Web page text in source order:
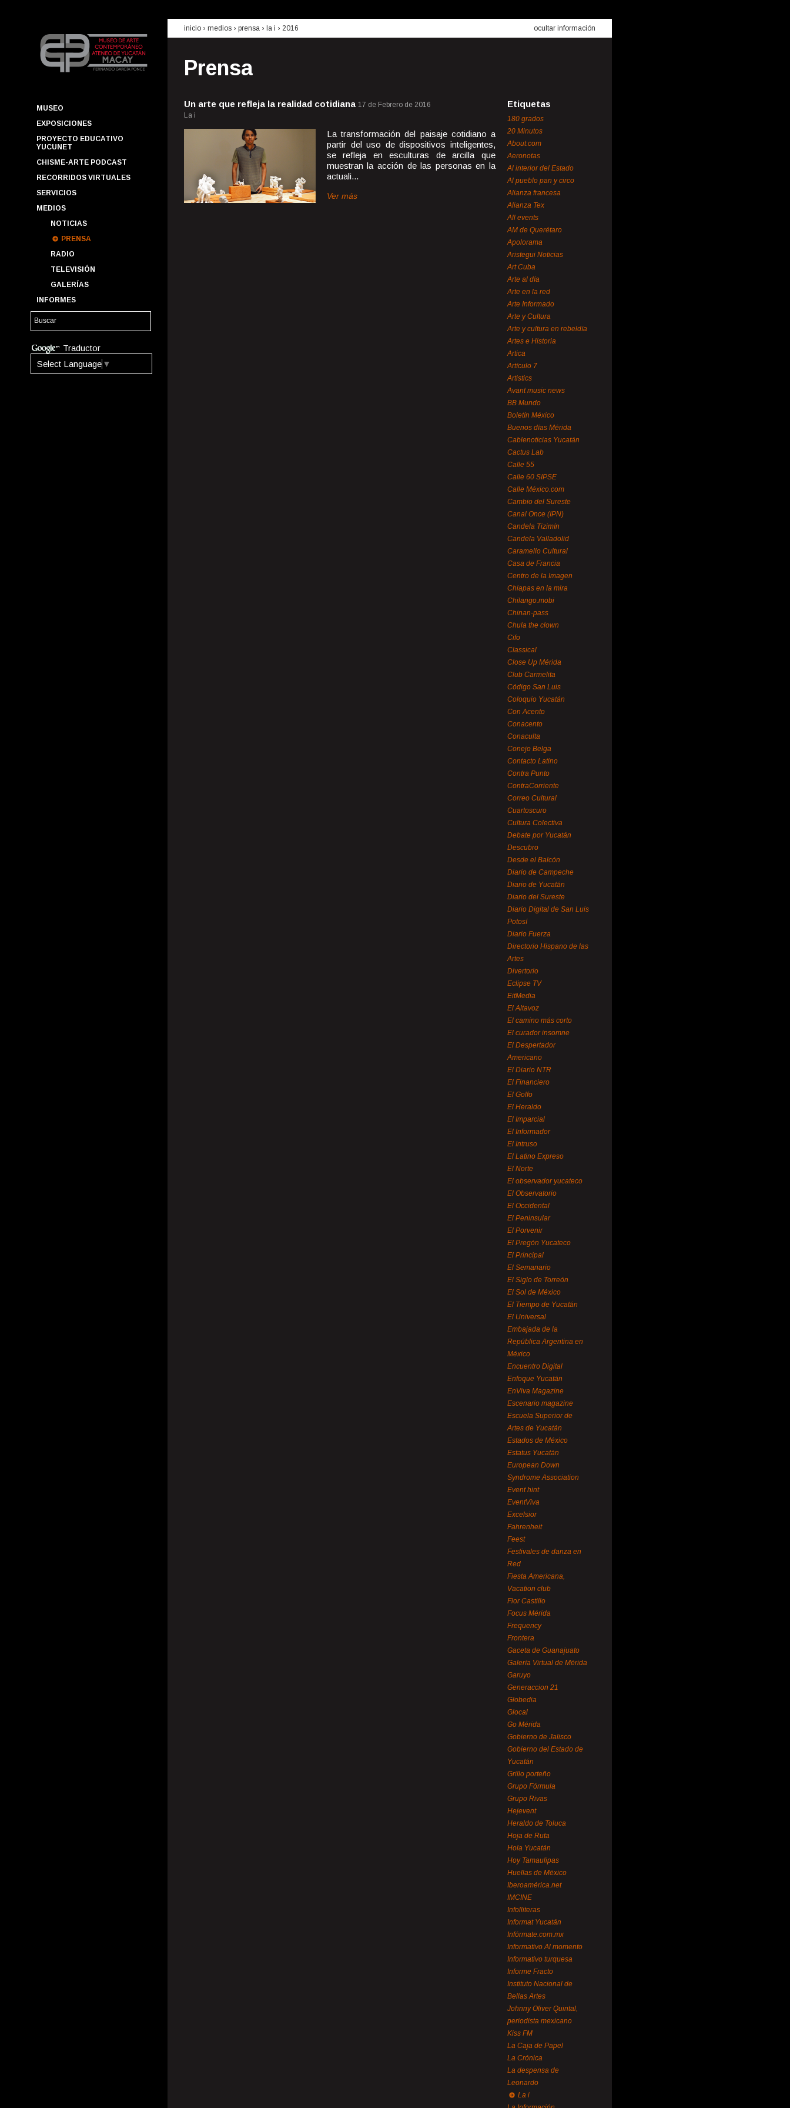
MUSEO
EXPOSICIONES
PROYECTO EDUCATIVO
YUCUNET
CHISME-ARTE PODCAST
RECORRIDOS VIRTUALES
SERVICIOS
MEDIOS
NOTICIAS
PRENSA
RADIO
TELEVISIÓN
GALERÍAS
INFORMES
Traductor
Select Language ▼
inicio › medios › prensa › la i › 2016 ocultar información
Prensa
Un arte que refleja la realidad cotidiana 17 de Febrero de 2016
La i
La transformación del paisaje cotidiano a
partir del uso de dispositivos inteligentes,
se refleja en esculturas de arcilla que
muestran la acción de las personas en la
actuali...
Ver más
Etiquetas
180 grados
20 Minutos
About.com
Aeronotas
Al interior del Estado
Al pueblo pan y circo
Alianza francesa
Alianza Tex
All events
AM de Querétaro
Apolorama
Aristegui Noticias
Art Cuba
Arte al día
Arte en la red
Arte Informado
Arte y Cultura
Arte y cultura en rebeldía
Artes e Historia
Artica
Artículo 7
Artistics
Avant music news
BB Mundo
Boletín México
Buenos días Mérida
Cablenoticias Yucatán
Cactus Lab
Calle 55
Calle 60 SIPSE
Calle México.com
Cambio del Sureste
Canal Once (IPN)
Candela Tizimín
Candela Valladolid
Caramello Cultural
Casa de Francia
Centro de la Imagen
Chiapas en la mira
Chilango.mobi
Chinan-pass
Chula the clown
Cifo
Classical
Close Up Mérida
Club Carmelita
Código San Luis
Coloquio Yucatán
Con Acento
Conacento
Conaculta
Conejo Belga
Contacto Latino
Contra Punto
ContraCorriente
Correo Cultural
Cuartoscuro
Cultura Colectiva
Debate por Yucatán
Descubro
Desde el Balcón
Diario de Campeche
Diario de Yucatán
Diario del Sureste
Diario Digital de San Luis
Potosí
Diario Fuerza
Directorio Hispano de las
Artes
Divertorio
Eclipse TV
EitMedia
El Altavoz
El camino más corto
El curador insomne
El Despertador
Americano
El Diario NTR
El Financiero
El Golfo
El Heraldo
El Imparcial
El Informador
El Intruso
El Latino Expreso
El Norte
El observador yucateco
El Observatorio
El Occidental
El Peninsular
El Porvenir
El Pregón Yucateco
El Principal
El Semanario
El Siglo de Torreón
El Sol de México
El Tiempo de Yucatán
El Universal
Embajada de la
República Argentina en
México
Encuentro Digital
Enfoque Yucatán
EnViva Magazine
Escenario magazine
Escuela Superior de
Artes de Yucatán
Estados de México
Estatus Yucatán
European Down
Syndrome Association
Event hint
EventViva
Excelsior
Fahrenheit
Feest
Festivales de danza en
Red
Fiesta Americana,
Vacation club
Flor Castillo
Focus Mérida
Frequency
Frontera
Gaceta de Guanajuato
Galería Virtual de Mérida
Garuyo
Generaccion 21
Globedia
Glocal
Go Mérida
Gobierno de Jalisco
Gobierno del Estado de
Yucatán
Grillo porteño
Grupo Fórmula
Grupo Rivas
Hejevent
Heraldo de Toluca
Hoja de Ruta
Hola Yucatán
Hoy Tamaulipas
Huellas de México
Iberoamérica.net
IMCINE
Infolliteras
Informat Yucatán
Infórmate.com.mx
Informativo Al momento
Informativo turquesa
Informe Fracto
Instituto Nacional de
Bellas Artes
Johnny Oliver Quintal,
periodista mexicano
Kiss FM
La Caja de Papel
La Crónica
La despensa de
Leonardo
La i